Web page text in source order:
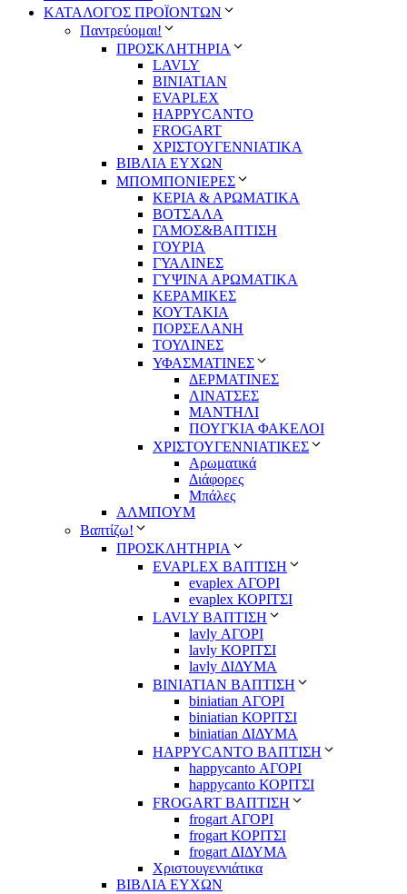
ΚΑΤΑΛΟΓΟΣ ΠΡΟΪΟΝΤΩΝ
Παντρεύομαι!
ΠΡΟΣΚΛΗΤΗΡΙΑ
LAVLY
BINIATIAN
EVAPLEX
HAPPYCANTO
FROGART
ΧΡΙΣΤΟΥΓΕΝΝΙΑΤΙΚΑ
ΒΙΒΛΙΑ ΕΥΧΩΝ
ΜΠΟΜΠΟΝΙΕΡΕΣ
ΚΕΡΙΑ & ΑΡΩΜΑΤΙΚΑ
ΒΟΤΣΑΛΑ
ΓΑΜΟΣ&ΒΑΠΤΙΣΗ
ΓΟΥΡΙΑ
ΓΥΑΛΙΝΕΣ
ΓΥΨΙΝΑ ΑΡΩΜΑΤΙΚΑ
ΚΕΡΑΜΙΚΕΣ
ΚΟΥΤΑΚΙΑ
ΠΟΡΣΕΛΑΝΗ
ΤΟΥΛΙΝΕΣ
ΥΦΑΣΜΑΤΙΝΕΣ
ΔΕΡΜΑΤΙΝΕΣ
ΛΙΝΑΤΣΕΣ
ΜΑΝΤΗΛΙ
ΠΟΥΓΚΙΑ ΦΑΚΕΛΟΙ
ΧΡΙΣΤΟΥΓΕΝΝΙΑΤΙΚΕΣ
Αρωματικά
Διάφορες
Μπάλες
ΑΛΜΠΟΥΜ
Βαπτίζω!
ΠΡΟΣΚΛΗΤΗΡΙΑ
EVAPLEX ΒΑΠΤΙΣΗ
evaplex ΑΓΟΡΙ
evaplex ΚΟΡΙΤΣΙ
LAVLY ΒΑΠΤΙΣΗ
lavly ΑΓΟΡΙ
lavly ΚΟΡΙΤΣΙ
lavly ΔΙΔΥΜΑ
ΒΙΝΙΑΤΙΑΝ ΒΑΠΤΙΣΗ
biniatian ΑΓΟΡΙ
biniatian ΚΟΡΙΤΣΙ
biniatian ΔΙΔΥΜΑ
HAPPYCANTO ΒΑΠΤΙΣΗ
happycanto ΑΓΟΡΙ
happycanto ΚΟΡΙΤΣΙ
FROGART ΒΑΠΤΙΣΗ
frogart ΑΓΟΡΙ
frogart ΚΟΡΙΤΣΙ
frogart ΔΙΔΥΜΑ
Χριστουγεννιάτικα
ΒΙΒΛΙΑ ΕΥΧΩΝ